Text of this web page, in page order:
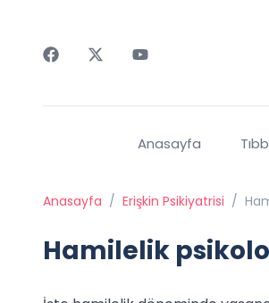
Anasayfa
Anasayfa / Erişkin Psikiyatrisi /
Hamilelik